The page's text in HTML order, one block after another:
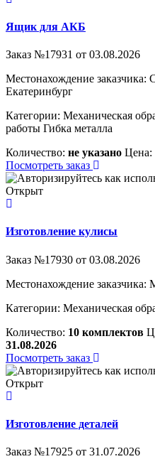
Ящик для АКБ
Заказ №17931 от 03.08.2026
Местонахождение заказчика:
Екатеринбург
Категории: Механическая
работы Гибка металла
Количество: не указано Цена:
Посмотреть заказ
Открыт
Изготовление кулисы
Заказ №17930 от 03.08.2026
Местонахождение заказчика:
Категории: Механическая
Количество: 10 комплектов
31.08.2026
Посмотреть заказ
Открыт
Изготовление деталей
Заказ №17925 от 31.07.2026